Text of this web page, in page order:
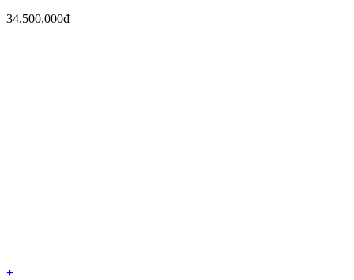
34,500,000₫
+